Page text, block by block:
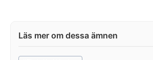
Post